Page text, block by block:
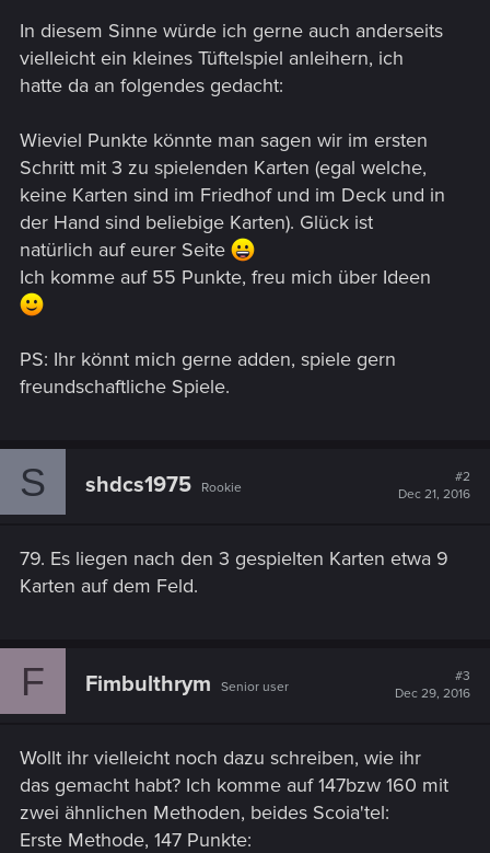
In diesem Sinne würde ich gerne auch anderseits
vielleicht ein kleines Tüftelspiel anleihern, ich
hatte da an folgendes gedacht:
Wieviel Punkte könnte man sagen wir im ersten
Schritt mit 3 zu spielenden Karten (egal welche,
keine Karten sind im Friedhof und im Deck und in
der Hand sind beliebige Karten). Glück ist
natürlich auf eurer Seite
Ich komme auf 55 Punkte, freu mich über Ideen
PS: Ihr könnt mich gerne adden, spiele gern
freundschaftliche Spiele.
S shdcs1975 Rookie
#2
Dec 21, 2016
79. Es liegen nach den 3 gespielten Karten etwa 9
Karten auf dem Feld.
F Fimbulthrym Senior user
#3
Dec 29, 2016
Wollt ihr vielleicht noch dazu schreiben, wie ihr
das gemacht habt? Ich komme auf 147bzw 160 mit
zwei ähnlichen Methoden, beides Scoia'tel:
Erste Methode, 147 Punkte: